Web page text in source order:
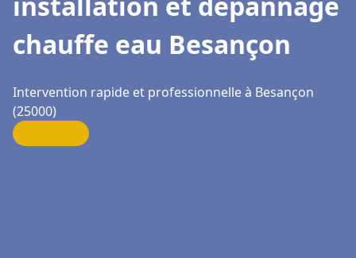
chauffe eau Besançon
Intervention rapide et professionnelle à Besançon
(25000)